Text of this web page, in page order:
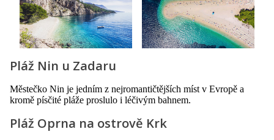
Pláž Nin u Zadaru
Městečko Nin je jedním z nejromantičtějších míst v Evropě a
kromě písčité pláže proslulo i léčivým bahnem.
Pláž Oprna na ostrově Krk